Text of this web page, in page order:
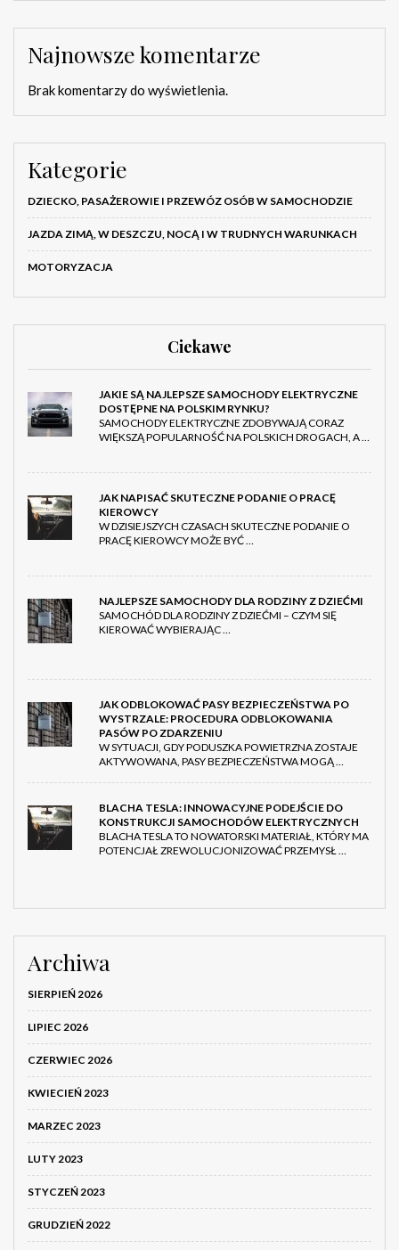
Najnowsze komentarze
Brak komentarzy do wyświetlenia.
Kategorie
DZIECKO, PASAŻEROWIE I PRZEWÓZ OSÓB W SAMOCHODZIE
JAZDA ZIMĄ, W DESZCZU, NOCĄ I W TRUDNYCH WARUNKACH
MOTORYZACJA
Ciekawe
JAKIE SĄ NAJLEPSZE SAMOCHODY ELEKTRYCZNE
DOSTĘPNE NA POLSKIM RYNKU?
SAMOCHODY ELEKTRYCZNE ZDOBYWAJĄ CORAZ
WIĘKSZĄ POPULARNOŚĆ NA POLSKICH DROGACH, A …
JAK NAPISAĆ SKUTECZNE PODANIE O PRACĘ
KIEROWCY
W DZISIEJSZYCH CZASACH SKUTECZNE PODANIE O
PRACĘ KIEROWCY MOŻE BYĆ …
NAJLEPSZE SAMOCHODY DLA RODZINY Z DZIEĆMI
SAMOCHÓD DLA RODZINY Z DZIEĆMI – CZYM SIĘ
KIEROWAĆ WYBIERAJĄC …
JAK ODBLOKOWAĆ PASY BEZPIECZEŃSTWA PO
WYSTRZALE: PROCEDURA ODBLOKOWANIA
PASÓW PO ZDARZENIU
W SYTUACJI, GDY PODUSZKA POWIETRZNA ZOSTAJE
AKTYWOWANA, PASY BEZPIECZEŃSTWA MOGĄ …
BLACHA TESLA: INNOWACYJNE PODEJŚCIE DO
KONSTRUKCJI SAMOCHODÓW ELEKTRYCZNYCH
BLACHA TESLA TO NOWATORSKI MATERIAŁ, KTÓRY MA
POTENCJAŁ ZREWOLUCJONIZOWAĆ PRZEMYSŁ …
Archiwa
SIERPIEŃ 2026
LIPIEC 2026
CZERWIEC 2026
KWIECIEŃ 2023
MARZEC 2023
LUTY 2023
STYCZEŃ 2023
GRUDZIEŃ 2022